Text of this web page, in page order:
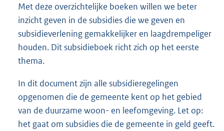
Met deze overzichtelijke boeken willen we beter
inzicht geven in de subsidies die we geven en
subsidieverlening gemakkelijker en laagdrempeliger
houden. Dit subsidieboek richt zich op het eerste
thema.
In dit document zijn alle subsidieregelingen
opgenomen die de gemeente kent op het gebied
van de duurzame woon- en leefomgeving. Let op:
het gaat om subsidies die de gemeente in geld geeft.